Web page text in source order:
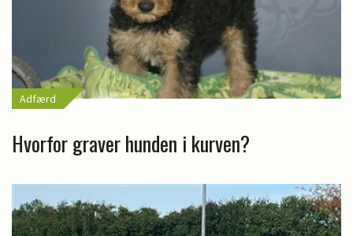
Adfærd
Hvorfor graver hunden i kurven?